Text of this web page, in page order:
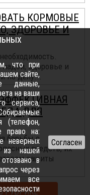
КОРМОВЫЕ
ЗДОРОВЬЕ И
здоровье и
по делу...
ДЛЯ
борьбы с
средств, их
защиты
РУБРИКЕ
что при
сайте,
данные,
на ваши
сервиса,
(телефон,
право на:
неверных
из нашей
в
через
все